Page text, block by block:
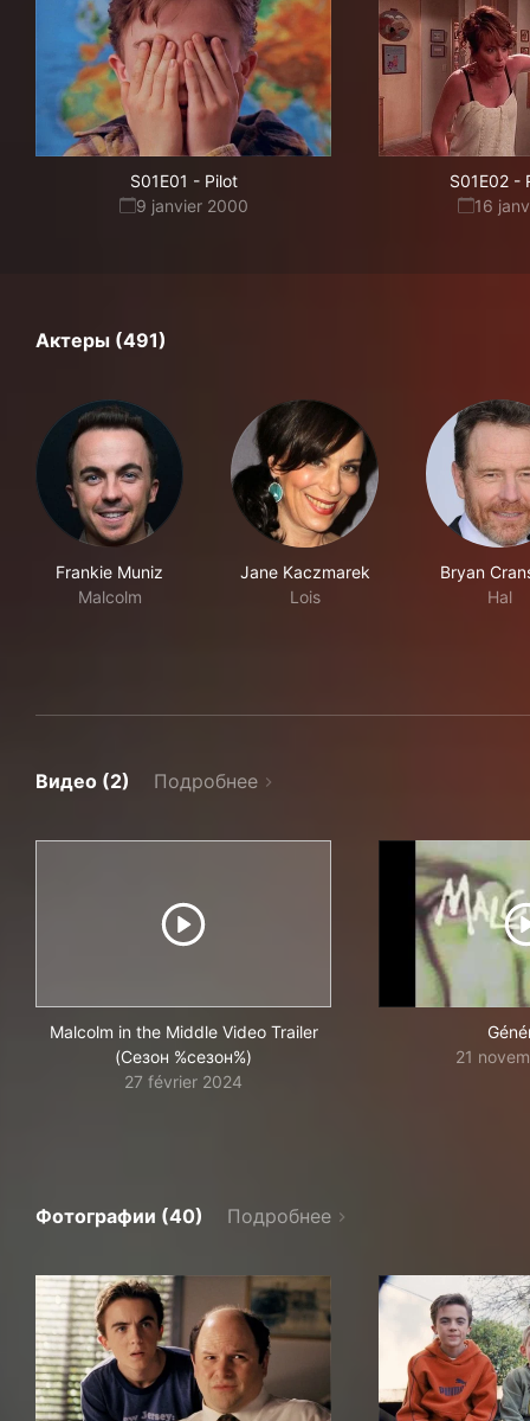
S01E01 - Pilot
9 janvier 2000
S01E02-
16
Актеры (491)
Frankie Muniz
Malcolm
Jane Kaczmarek
Lois
Bryan
Hal
Видео (2) Подробнее
Malcolm in the Middle Video Trailer
(Сезон %сезон%)
27 février 2024
21
Фотографии (40) Подробнее